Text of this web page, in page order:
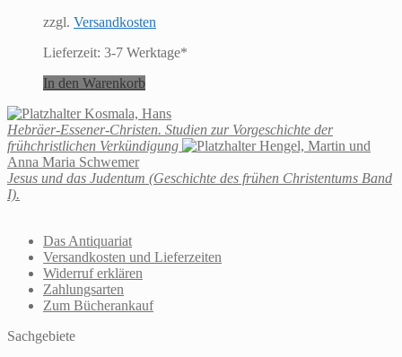
zzgl. Versandkosten
Lieferzeit: 3-7 Werktage*
In den Warenkorb
Kosmala, Hans
Hebräer-Essener-Christen. Studien zur Vorgeschichte der
frühchristlichen Verkündigung
Hengel, Martin und
Anna Maria Schwemer
Jesus und das Judentum (Geschichte des frühen Christentums Band
I).
Das Antiquariat
Versandkosten und Lieferzeiten
Widerruf erklären
Zahlungsarten
Zum Bücherankauf
Sachgebiete